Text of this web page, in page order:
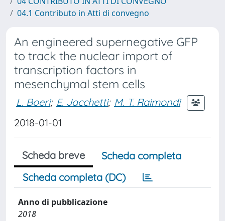
04.1 Contributo in Atti di convegno
An engineered supernegative GFP
to track the nuclear import of
transcription factors in
mesenchymal stem cells
L. Boeri; E. Jacchetti; M. T. Raimondi
2018-01-01
Scheda breve
Scheda completa
Scheda completa (DC)
Anno di pubblicazione
2018